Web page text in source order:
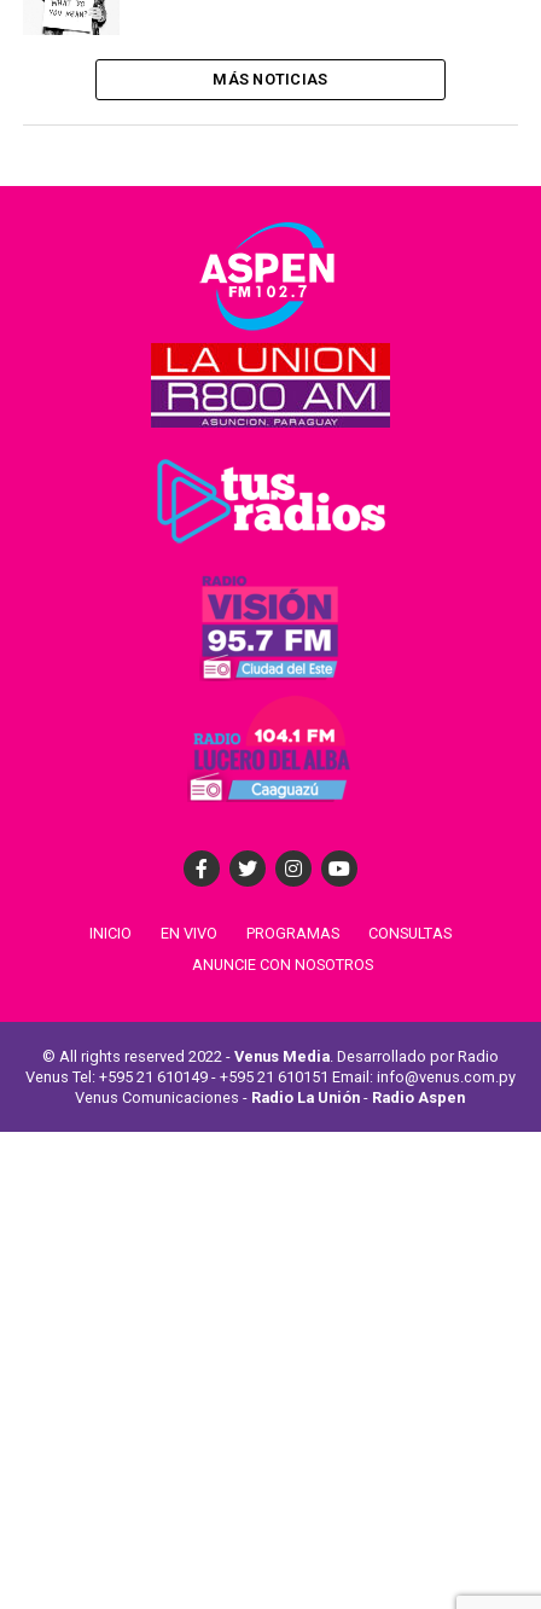
MÁS NOTICIAS
INICIO EN VIVO PROGRAMAS
CONSULTAS
ANUNCIE CON NOSOTROS
© All rights reserved 2022 - Venus Media. Desarrollado por Radio
Venus Tel: +595 21 610149 - +595 21 610151 Email: info@venus.com.py
Venus Comunicaciones - Radio La Unión - Radio Aspen